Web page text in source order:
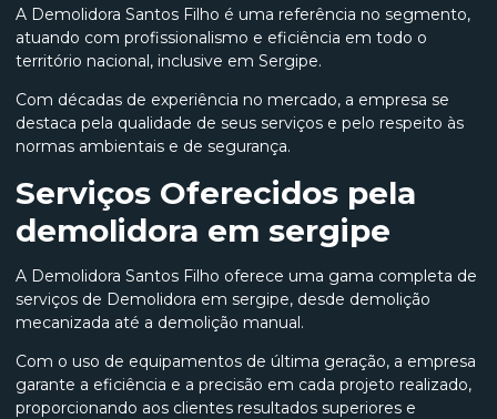
A Demolidora Santos Filho é uma referência no segmento,
atuando com profissionalismo e eficiência em todo o
território nacional, inclusive em Sergipe.
Com décadas de experiência no mercado, a empresa se
destaca pela qualidade de seus serviços e pelo respeito às
normas ambientais e de segurança.
Serviços Oferecidos pela
demolidora em sergipe
A Demolidora Santos Filho oferece uma gama completa de
serviços de Demolidora em sergipe, desde demolição
mecanizada até a demolição manual.
Com o uso de equipamentos de última geração, a empresa
garante a eficiência e a precisão em cada projeto realizado,
proporcionando aos clientes resultados superiores e